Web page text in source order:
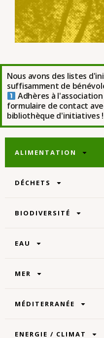
Nous avons des listes
suffisamment de
Adhères à l'association
formulaire de contact
bibliothèque d'initiatives !
ALIMENTATION
DÉCHETS
BIODIVERSITÉ
EAU
MER
MÉDITERRANÉE
ENERGIE / CLIMAT